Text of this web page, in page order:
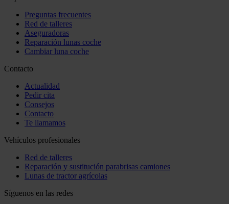
Preguntas frecuentes
Red de talleres
Aseguradoras
Reparación lunas coche
Cambiar luna coche
Contacto
Actualidad
Pedir cita
Consejos
Contacto
Te llamamos
Vehículos profesionales
Red de talleres
Reparación y sustitución parabrisas camiones
Lunas de tractor agrícolas
Síguenos en las redes